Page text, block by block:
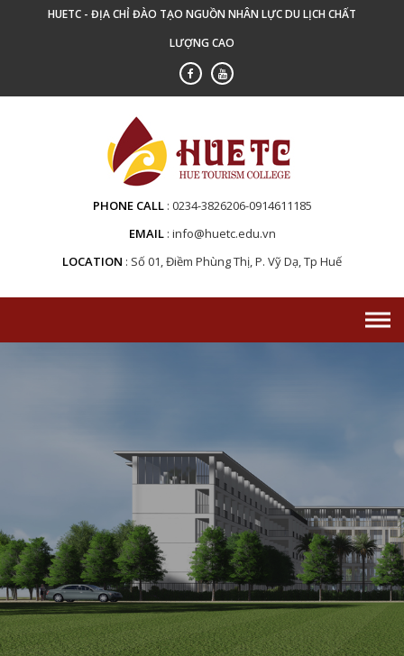
HUETC - ĐỊA CHỈ ĐÀO TẠO NGUỒN NHÂN LỰC DU LỊCH CHẤT
LƯỢNG CAO
PHONE CALL 0234-3826206-0914611185
EMAIL info@huetc.edu.vn
LOCATION
Số 01, Điềm Phùng Thị, P. Vỹ Dạ, Tp Huế